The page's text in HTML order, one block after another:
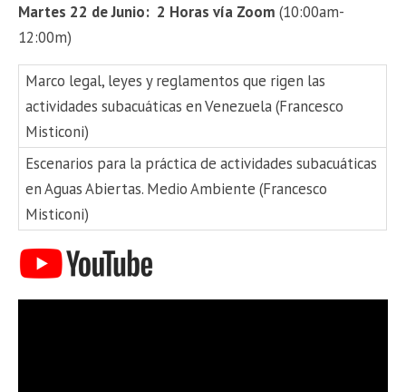
Martes 22 de Junio: 2 Horas vía Zoom(10:00am-
12:00m)
Marco legal, leyes y reglamentos que rigen las
actividades subacuáticas en Venezuela (Francesco
Misticoni)
Escenarios para la práctica de actividades subacuáticas
en Aguas Abiertas. Medio Ambiente (Francesco
Misticoni)